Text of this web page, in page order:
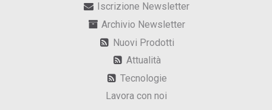
Iscrizione Newsletter
Archivio Newsletter
Nuovi Prodotti
Attualità
Tecnologie
Lavora con noi